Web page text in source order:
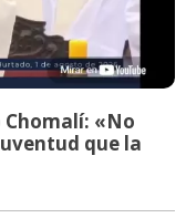
«No
que la